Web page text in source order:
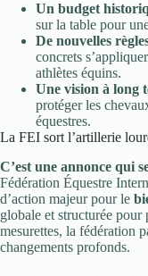
Un budget
sur la table pour
De nouvelles
concrets
athlètes équins.
Une vision à long
protéger les
équestres.
La FEI sort l’artillerie
C’est une annonce qui
Fédération Équestre
d’action majeur pour le
globale et structurée
mesurettes, la fédération
changements profonds.